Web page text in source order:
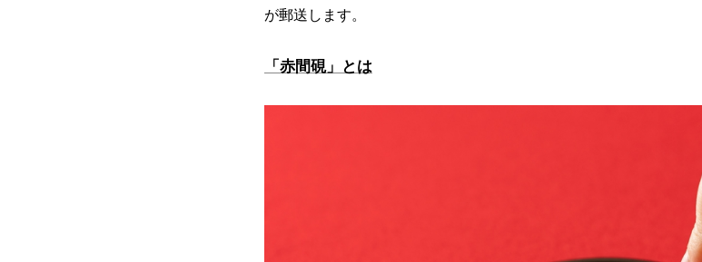
が郵送します。
「赤間硯」とは